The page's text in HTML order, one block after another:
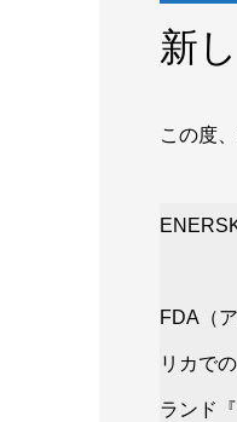
新
この度
FDA（
リカで
ランド